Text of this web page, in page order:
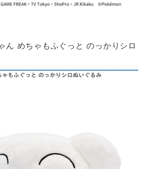
ん めちゃもふぐっと のっかりシロ